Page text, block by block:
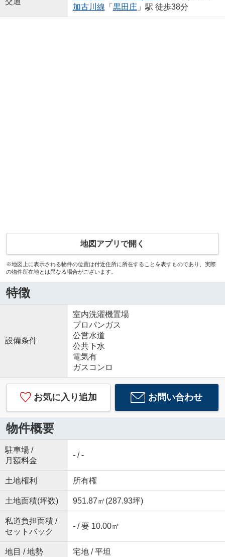
加古川線 「 黒田庄 」駅 徒歩38分
地図アプリで開く
※地図上に表示される物件の位置は付近住所に所在することを表すものであり、実際
の物件所在地とは異なる場合がございます。
特徴
設備条件
室内洗濯機置場
プロパンガス
公営水道
公共下水
電気有
ガスコンロ
お気に入り追加 お問い合わせ
物件概要
駐車場 /
月額料金
- / -
土地権利 所有権
土地面積(坪数) 951.87㎡(287.93坪)
私道負担面積 /
セットバック
- / 要 10.00㎡
地目 / 地勢 宅地 / 平坦